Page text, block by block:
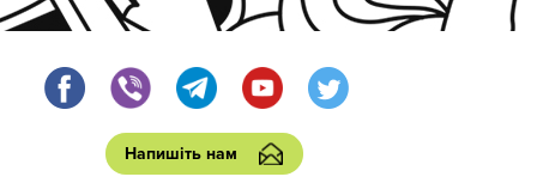
Напишіть нам